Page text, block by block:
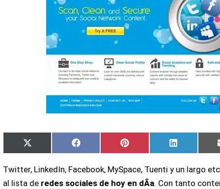
Compartir
en
X
(Twitter)
Compartir
en
Facebook
Compartir
en
Pinterest
Compartir
en
LinkedIn
Twitter, LinkedIn, Facebook, MySpace, Tuenti y un largo
al lista de redes sociales de hoy en dÃ­a. Con tanto